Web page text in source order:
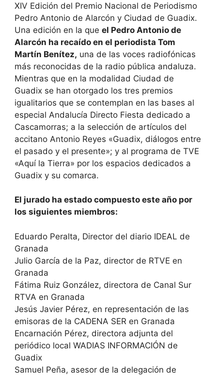
XIV Edición del Premio Nacional de Periodismo
Pedro Antonio de Alarcón y Ciudad de Guadix.
Una edición en la que el Pedro Antonio de
Alarcón ha recaído en el periodista Tom
Martín Benítez, una de las voces radiofónicas
más reconocidas de la radio pública andaluza.
Mientras que en la modalidad Ciudad de
Guadix se han otorgado los tres premios
igualitarios que se contemplan en las bases al
especial Andalucía Directo Fiesta dedicado a
Cascamorras; a la selección de artículos del
accitano Antonio Reyes «Guadix, diálogos entre
el pasado y el presente»; y al programa de TVE
«Aquí la Tierra» por los espacios dedicados a
Guadix y su comarca.
El jurado ha estado compuesto este año por
los siguientes miembros:
Eduardo Peralta, Director del diario IDEAL de
Granada
Julio García de la Paz, director de RTVE en
Granada
Fátima Ruiz González, directora de Canal Sur
RTVA en Granada
Jesús Javier Pérez, en representación de las
emisoras de la CADENA SER en Granada
Encarnación Pérez, directora adjunta del
periódico local WADIAS INFORMACIÓN de
Guadix
Samuel Peña, asesor de la delegación de